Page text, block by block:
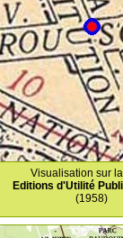
Visualisation sur
Editions d'Utilité
(1958)